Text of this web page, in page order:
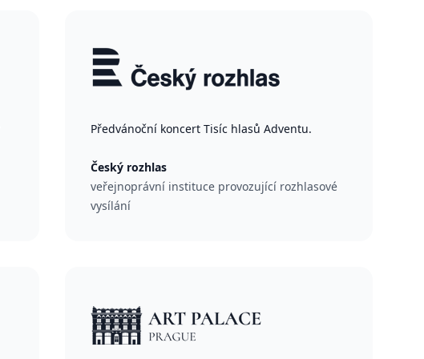
Předvánoční koncert Tisíc hlasů Adventu.
Český rozhlas
veřejnoprávní instituce provozující rozhlasové
vysílání